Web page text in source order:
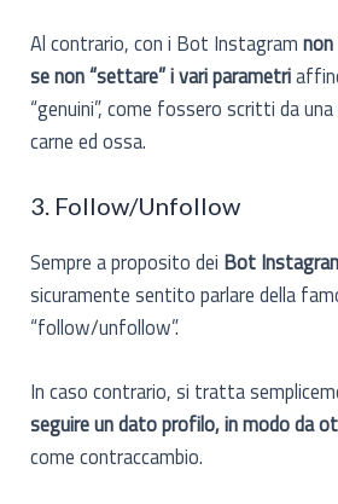
Al contrario, con i Bot Instagram
se non “settare” i vari parametri
“genuini”, come fossero scritti da
carne ed ossa.
3. Follow/Unfollow
Sempre a proposito dei Bot
sicuramente sentito parlare della
“follow/unfollow”.
In caso contrario, si tratta
seguire un dato profilo, in modo da
come contraccambio.